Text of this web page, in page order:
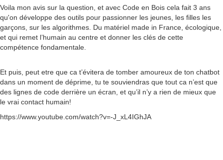
Voila mon avis sur la question, et avec Code en Bois cela fait 3 ans
qu'on développe des outils pour passionner les jeunes, les filles les
garçons, sur les algorithmes. Du matériel made in France, écologique,
et qui remet l’humain au centre et donner les clés de cette
compétence fondamentale.
Et puis, peut etre que ca t’évitera de tomber amoureux de ton chatbot
dans un moment de déprime, tu te souviendras que tout ca n’est que
des lignes de code derrière un écran, et qu’il n’y a rien de mieux que
le vrai contact humain!
https://www.youtube.com/watch?v=-J_xL4IGhJA